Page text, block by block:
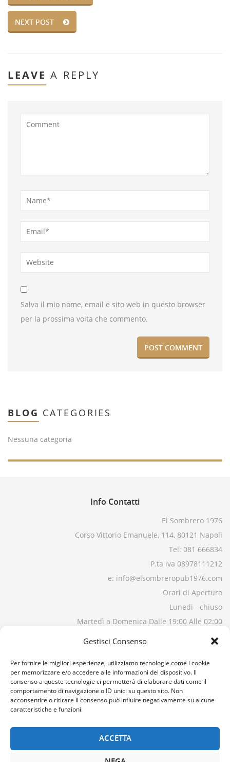
Gestisci Consenso
Per fornire le migliori esperienze, utilizziamo tecnologie come i cookie
per memorizzare e/o accedere alle informazioni del dispositivo. Il
consenso a queste tecnologie ci permetterà di elaborare dati come il
comportamento di navigazione o ID unici su questo sito. Non
acconsentire o ritirare il consenso può influire negativamente su alcune
caratteristiche e funzioni.
ACCETTA
NEXT POST
LEAVE A REPLY
Salva il mio nome, email e sito web in questo browser
per la prossima volta che commento.
BLOG CATEGORIES
Nessuna categoria
Info Contatti
El Sombrero 1976
Corso Vittorio Emanuele, 114, 80121 Napoli
Tel: 081 666834
P.ta iva 08978111212
e: info@elsombreropub1976.com
Orari di Apertura
Lunedi - chiuso
Martedì a Domenica Dalle 19:00 Alle 02:00